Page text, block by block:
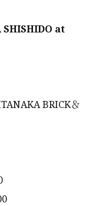
SHISHIDO at
BRICK＆